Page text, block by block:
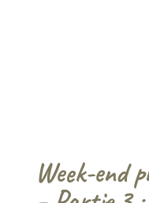
Week-end